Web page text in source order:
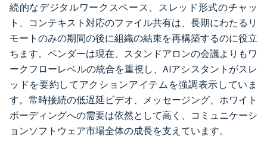
続的なデジタルワークスペース、スレッド形式のチャッ
ト、コンテキスト対応のファイル共有は、長期にわたるリ
モートのみの期間の後に組織の結束を再構築するのに役立
ちます。ベンダーは現在、スタンドアロンの会議よりもワ
ークフローレベルの統合を重視し、AIアシスタントがスレ
ッドを要約してアクションアイテムを強調表示していま
す。常時接続の低遅延ビデオ、メッセージング、ホワイト
ボーディングへの需要は依然として高く、コミュニケーシ
ョンソフトウェア市場全体の成長を支えています。